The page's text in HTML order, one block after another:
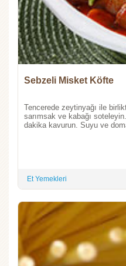
Sebzeli Misket Köfte
Tencerede zeytinyağı ile
sarımsak ve kabağı
dakika kavurun. Suyu ve
Et Yemekleri